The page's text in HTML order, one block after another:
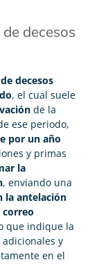
decesos
decesos
, el cual suele
de la
ese periodo,
por un año
y primas
la
, enviando una
la antelación
que indique la
y
en el